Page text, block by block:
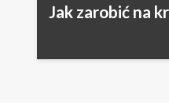
Jak zarobić na